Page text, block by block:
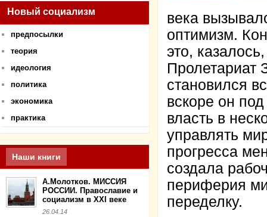
Новый социализм
предпосылки
теория
идеология
политика
экономика
практика
Наши книги
А.Молотков. МИССИЯ
РОССИИ. Православие и
социализм в XXI веке
26.04.14
века
оптимизм.
это,
Пролетариат
становился
вскоре он
власть в
управлять
прогресса
создала
периферия
переделку.